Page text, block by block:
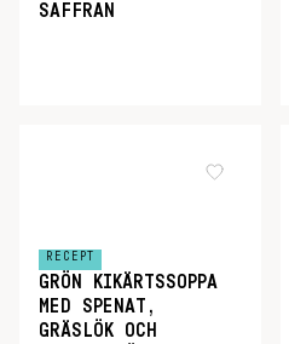
SAFFRAN
RECEPT
GRÖN KIKÄRTSSOPPA
MED SPENAT,
GRÄSLÖK OCH